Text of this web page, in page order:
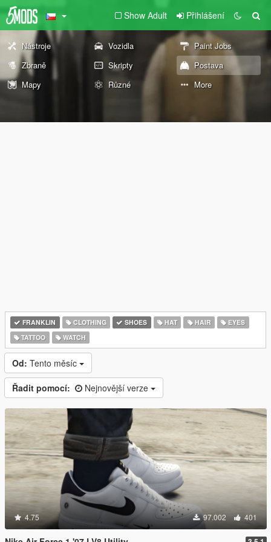
Show Adult Přihlášení
Nástroje Vozidla
Paint Jobs
Zbraně
Skripty
Postava
Mapy
Různé More
FRANKLIN CLOTHING SHOES HAT HAIR
EYES
TATTOO
WATCH
Od: Tento měsíc
Řadit pomocí: Nejnovější verze
4.75 97.002 401